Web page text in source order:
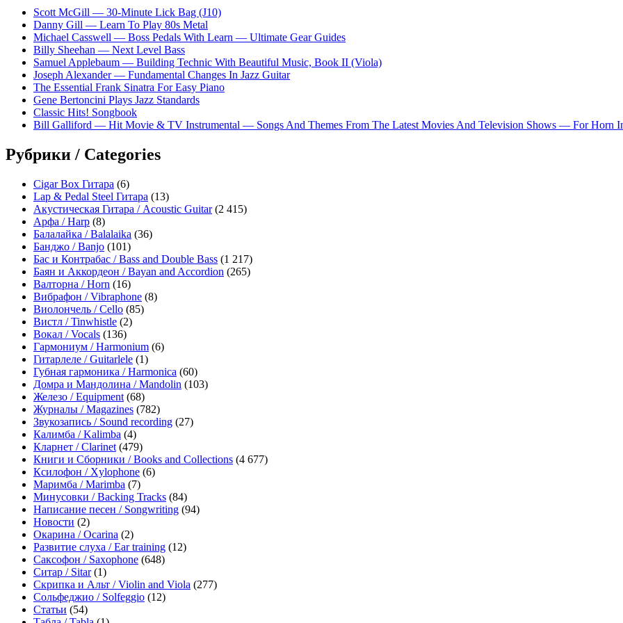
Scott McGill — 30-Minute Lick Bag (J10)
Danny Gill — Learn To Play 80s Metal
Michael Casswell — Boss Pedals With Learn — Ultimate Gear Guides
Billy Sheehan — Next Level Bass
Samuel Applebaum — Building Technic With Beautiful Music, Book II (Viola)
Joseph Alexander — Fundamental Changes In Jazz Guitar
The Essential Frank Sinatra For Easy Piano
Gene Bertoncini Plays Jazz Standards
Classic Hits! Songbook
Bill Galliford — Hit Movie & TV Instrumental — Songs And Themes From The Latest Movies And Television Shows — For Horn
Рубрики / Categories
Cigar Box Гитара (6)
Lap & Pedal Steel Гитара (13)
Акустическая Гитара / Acoustic Guitar(2 415)
Арфа / Harp (8)
Балалайка / Balalaika (36)
Банджо / Banjo (101)
Бас и Контрабас / Bass and Double Bass (1 217)
Баян и Аккордеон / Bayan and Accordion (265)
Валторна / Horn (16)
Вибрафон / Vibraphone (8)
Виолончель / Cello (85)
Вистл / Tinwhistle (2)
Вокал / Vocals (136)
Гармониум / Harmonium (6)
Гитарлеле / Guitarlele (1)
Губная гармоника / Harmonica (60)
Домра и Мандолина / Mandolin (103)
Железо / Equipment (68)
Журналы / Magazines (782)
Звукозапись / Sound recording (27)
Калимба / Kalimba (4)
Кларнет / Clarinet (479)
Книги и Сборники / Books and Collections (4 677)
Ксилофон / Xylophone (6)
Маримба / Marimba (7)
Минусовки / Backing Tracks (84)
Написание песен / Songwriting (94)
Новости (2)
Окарина / Ocarina (2)
Развитие слуха / Ear training (12)
Саксофон / Saxophone (648)
Ситар / Sitar(1)
Скрипка и Альт / Violin and Viola (277)
Сольфеджио / Solfeggio (12)
Статьи (54)